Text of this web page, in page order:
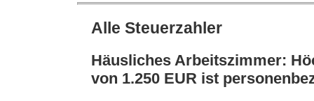
Alle Steuerzahler
Häusliches Arbeitszimmer:
von 1.250 EUR ist